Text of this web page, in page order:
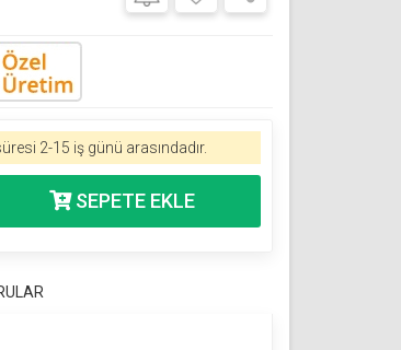
2-15 iş günü arasındadır.